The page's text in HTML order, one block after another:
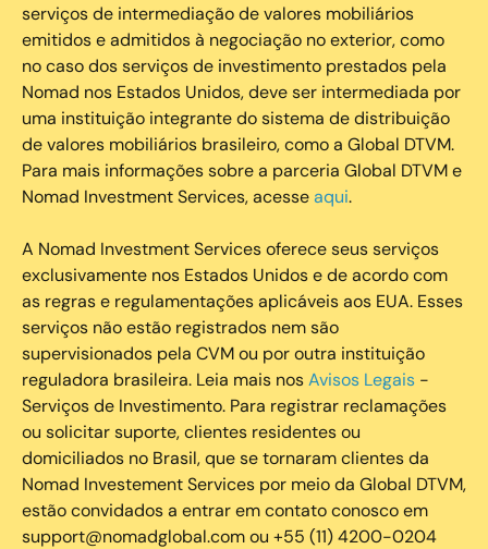
serviços de intermediação de valores mobiliários
emitidos e admitidos à negociação no exterior, como
no caso dos serviços de investimento prestados pela
Nomad nos Estados Unidos, deve ser intermediada por
uma instituição integrante do sistema de distribuição
de valores mobiliários brasileiro, como a Global DTVM.
Para mais informações sobre a parceria Global DTVM e
Nomad Investment Services, acesseaqui.
A Nomad Investment Services oferece seus serviços
exclusivamente nos Estados Unidos e de acordo com
as regras e regulamentações aplicáveis aos EUA. Esses
serviços não estão registrados nem são
supervisionados pela CVM ou por outra instituição
reguladora brasileira. Leia mais nosAvisos Legais -
Serviços de Investimento. Para registrar reclamações
ou solicitar suporte, clientes residentes ou
domiciliados no Brasil, que se tornaram clientes da
Nomad Investement Services por meio da Global DTVM,
estão convidados a entrar em contato conosco em
support@nomadglobal.com ou +55 (11) 4200-0204